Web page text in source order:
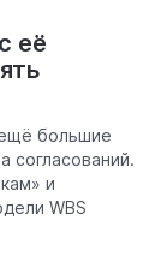
её
большие
согласований.
и
WBS